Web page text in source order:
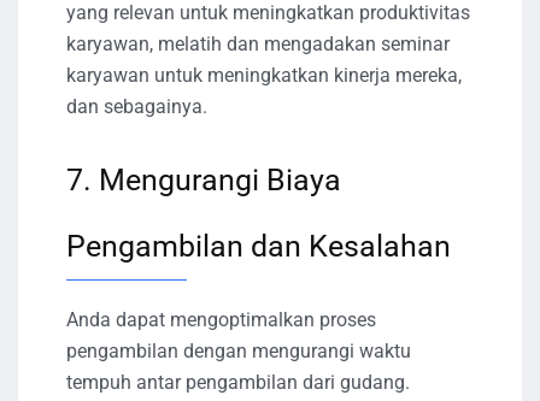
yang relevan untuk meningkatkan produktivitas
karyawan, melatih dan mengadakan seminar
karyawan untuk meningkatkan kinerja mereka,
dan sebagainya.
7. Mengurangi Biaya
Pengambilan dan Kesalahan
Anda dapat mengoptimalkan proses
pengambilan dengan mengurangi waktu
tempuh antar pengambilan dari gudang.